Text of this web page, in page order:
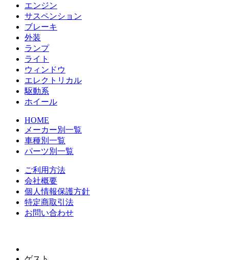
エンジン
サスペンション
ブレーキ
外装
ランプ
ライト
ウィンドウ
エレクトリカル
駆動系
ホイール
HOME
メーカー別一覧
車種別一覧
パーツ別一覧
ご利用方法
会社概要
個人情報保護方針
特定商取引法
お問い合わせ